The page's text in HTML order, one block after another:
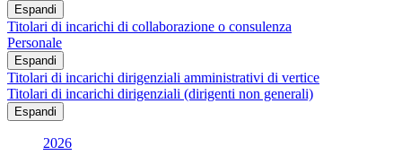
Espandi
Titolari di incarichi di collaborazione o consulenza
Personale
Espandi
Titolari di incarichi dirigenziali amministrativi di vertice
Titolari di incarichi dirigenziali (dirigenti non generali)
Espandi
2026